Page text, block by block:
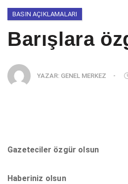
BASIN AÇIKLAMALARI
Barışlara
YAZAR: GENEL MERKEZ -
Gazeteciler özgür olsun
Haberiniz olsun